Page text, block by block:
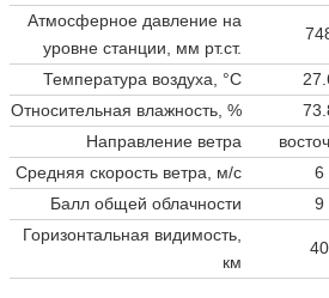
Атмосферное давление на
уровне станции, мм рт.ст.
Температура воздуха, °C
Относительная влажность, %
Направление ветра
Средняя скорость ветра, м/с
6
Балл общей облачности
9
Горизонтальная видимость,
км
40